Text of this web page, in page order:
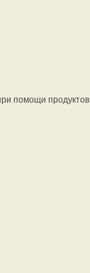
помощи продуктов